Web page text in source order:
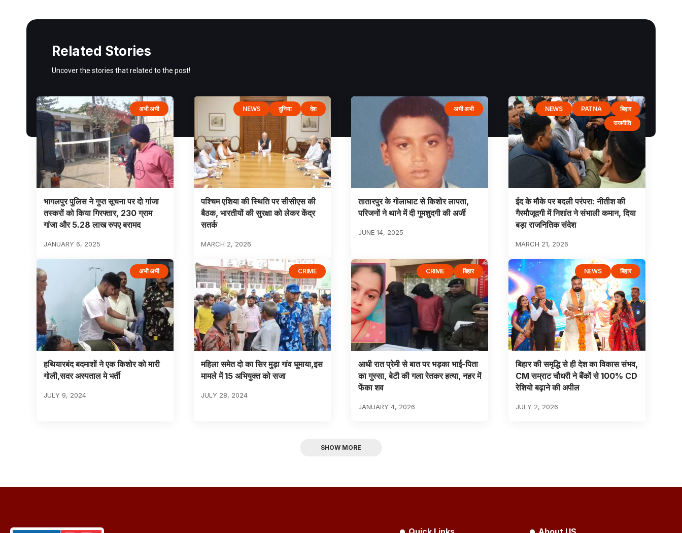
Related Stories
Uncover the stories that related to the post!
अभी अभी
भागलपुर पुलिस ने गुप्त सूचना पर दो गांजा
तस्करों को किया गिरफ्तार, 230 ग्राम
गांजा और 5.28 लाख रुपए बरामद
JANUARY 6, 2025
NEWS दुनिया देश
पश्चिम एशिया की स्थिति पर सीसीएस की
बैठक, भारतीयों की सुरक्षा को लेकर केंद्र
सतर्क
MARCH 2, 2026
अभी अभी
तातारपुर के गोलाघाट से किशोर लापता,
परिजनों ने थाने में दी गुमशुदगी की अर्जी
JUNE 14, 2025
NEWS PATNA
बिहार
राजनीति
ईद के मौके पर बदली परंपरा: नीतीश की
गैरमौजूदगी में निशांत ने संभाली कमान, दिया
बड़ा राजनितिक संदेश
MARCH 21, 2026
अभी अभी
हथियारबंद बदमाशों ने एक किशोर को मारी
गोली,सदर अस्पताल मे भर्ती
JULY 9, 2024
CRIME
महिला समेत दो का सिर मुड़ा गांव घुमाया,इस
मामले में 15 अभियुक्त को सजा
JULY 28, 2024
CRIME बिहार
आधी रात प्रेमी से बात पर भड़का भाई-पिता
का गुस्सा, बेटी की गला रेतकर हत्या, नहर में
फेंका शव
JANUARY 4, 2026
NEWS बिहार
बिहार की समृद्धि से ही देश का विकास संभव,
CM सम्राट चौधरी ने बैंकों से 100% CD
रेशियो बढ़ाने की अपील
JULY 2, 2026
SHOW MORE